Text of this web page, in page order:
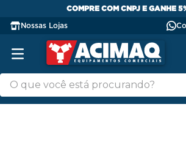
COMPRE COM CNPJ E GANHE
Nossas Lojas